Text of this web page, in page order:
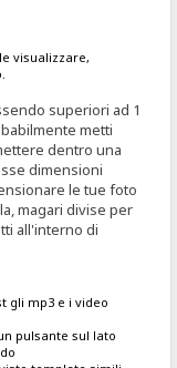
visualizzare,
superiori ad 1
metti
dentro una
dimensioni
le tue foto
magari divise per
all'interno di
gli mp3 e i video
pulsante sul lato